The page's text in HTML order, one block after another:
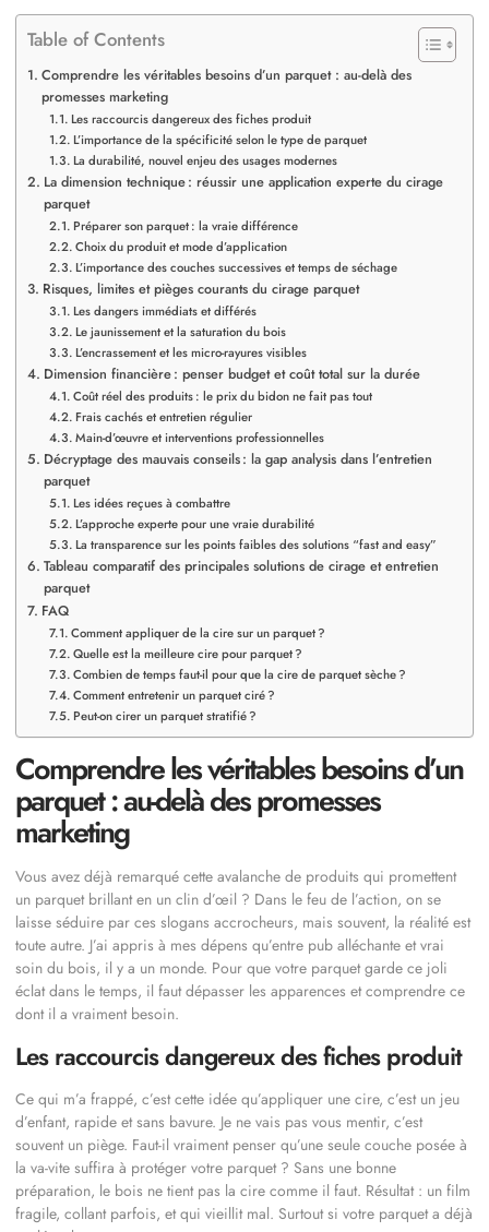
Table of Contents
Comprendre les véritables besoins d’un parquet : au-delà des
promesses marketing
Les raccourcis dangereux des fiches produit
L’importance de la spécificité selon le type de parquet
La durabilité, nouvel enjeu des usages modernes
La dimension technique : réussir une application experte du cirage
parquet
Préparer son parquet : la vraie différence
Choix du produit et mode d’application
L’importance des couches successives et temps de séchage
Risques, limites et pièges courants du cirage parquet
Les dangers immédiats et différés
Le jaunissement et la saturation du bois
L’encrassement et les micro-rayures visibles
Dimension financière : penser budget et coût total sur la durée
Coût réel des produits : le prix du bidon ne fait pas tout
Frais cachés et entretien régulier
Main-d’œuvre et interventions professionnelles
Décryptage des mauvais conseils : la gap analysis dans l’entretien
parquet
Les idées reçues à combattre
L’approche experte pour une vraie durabilité
La transparence sur les points faibles des solutions “fast and easy”
Tableau comparatif des principales solutions de cirage et entretien
parquet
FAQ
Comment appliquer de la cire sur un parquet ?
Quelle est la meilleure cire pour parquet ?
Combien de temps faut-il pour que la cire de parquet sèche ?
Comment entretenir un parquet ciré ?
Peut-on cirer un parquet stratifié ?
Comprendre les véritables besoins d’un
parquet : au-delà des promesses
marketing
Vous avez déjà remarqué cette avalanche de produits qui promettent
un parquet brillant en un clin d’œil ? Dans le feu de l’action, on se
laisse séduire par ces slogans accrocheurs, mais souvent, la réalité est
toute autre. J’ai appris à mes dépens qu’entre pub alléchante et vrai
soin du bois, il y a un monde. Pour que votre parquet garde ce joli
éclat dans le temps, il faut dépasser les apparences et comprendre ce
dont il a vraiment besoin.
Les raccourcis dangereux des fiches produit
Ce qui m’a frappé, c’est cette idée qu’appliquer une cire, c’est un jeu
d’enfant, rapide et sans bavure. Je ne vais pas vous mentir, c’est
souvent un piège. Faut-il vraiment penser qu’une seule couche posée à
la va-vite suffira à protéger votre parquet ? Sans une bonne
préparation, le bois ne tient pas la cire comme il faut. Résultat : un film
fragile, collant parfois, et qui vieillit mal. Surtout si votre parquet a déjà